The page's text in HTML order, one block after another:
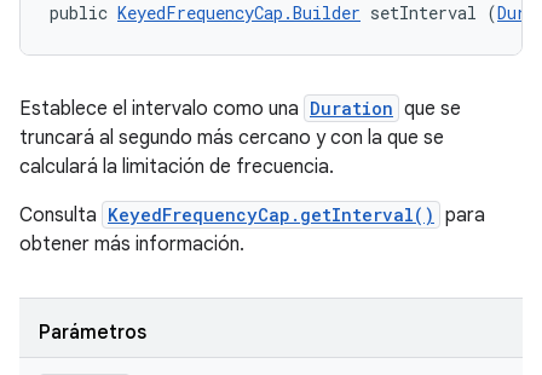
public KeyedFrequencyCap.Builder setInterval (
Establece el intervalo como una Duration que se
truncará al segundo más cercano y con la que se
calculará la limitación de frecuencia.
Consulta KeyedFrequencyCap.getInterval() para
obtener más información.
Parámetros